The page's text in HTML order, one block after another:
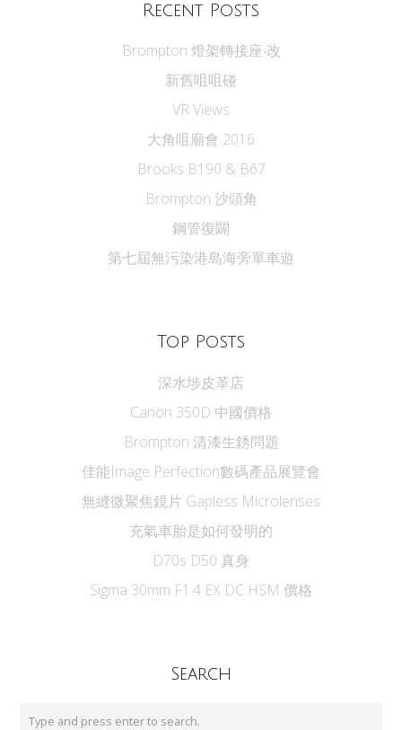
Recent Posts
Brompton 燈架轉接座‧改
新舊咀咀碰
VR Views
大角咀廟會 2016
Brooks B190 & B67
Brompton 沙頭角
鋼管復闢
第七屆無污染港島海旁單車遊
Top Posts
深水埗皮革店
Canon 350D 中國價格
Brompton 清漆生銹問題
佳能Image Perfection數碼產品展覽會
無縫微聚焦鏡片 Gapless Microlenses
充氣車胎是如何發明的
D70s D50 真身
Sigma 30mm F1.4 EX DC HSM 價格
Search